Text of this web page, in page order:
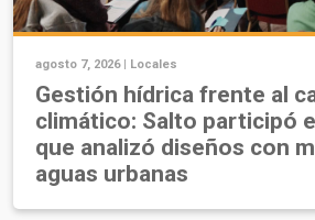
agosto 7, 2026 | Locales
Gestión hídrica frente al
climático: Salto participó
que analizó diseños con
aguas urbanas